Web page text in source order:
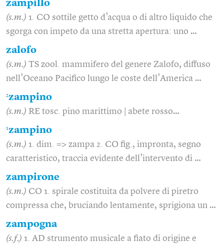
zampillo
(s.m.) 1. CO sottile getto d’acqua o di altro liquido che
sgorga con impeto da una stretta apertura: uno …
zalofo
(s.m.) TS zool. mammifero del genere Zalofo, diffuso
nell’Oceano Pacifico lungo le coste dell’America …
2zampino
(s.m.) RE tosc. pino marittimo | abete rosso…
1zampino
(s.m.) 1. dim. => zampa 2. CO fig., impronta, segno
caratteristico, traccia evidente dell’intervento di …
zampirone
(s.m.) CO 1. spirale costituita da polvere di piretro
compressa che, bruciando lentamente, sprigiona un …
zampogna
(s.f.) 1. AD strumento musicale a fiato di origine e